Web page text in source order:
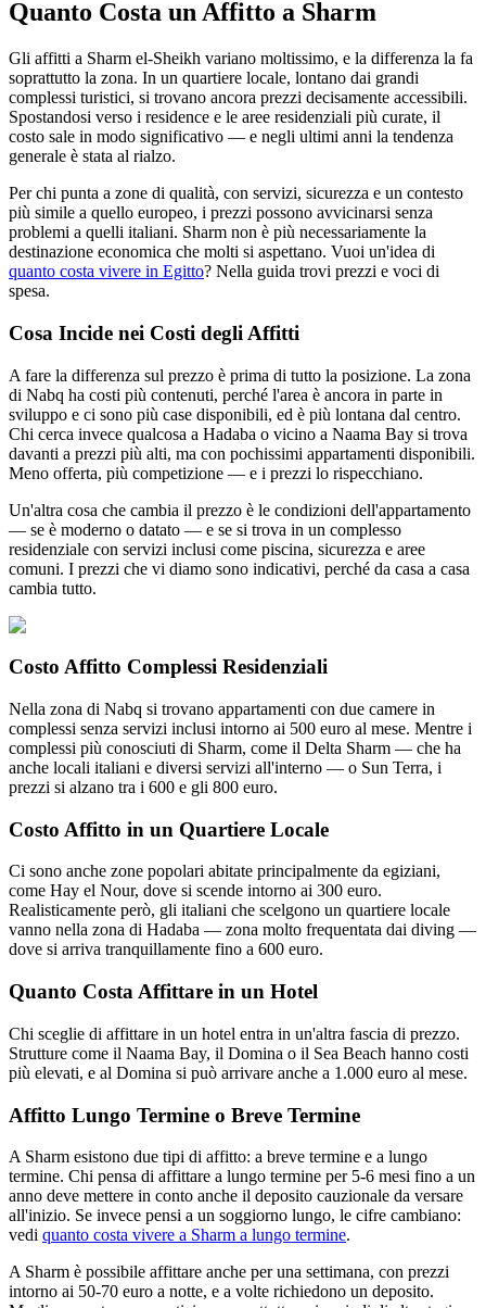
Quanto Costa un Affitto a Sharm
Gli affitti a Sharm el-Sheikh variano moltissimo, e la differenza la fa
soprattutto la zona. In un quartiere locale, lontano dai grandi
complessi turistici, si trovano ancora prezzi decisamente accessibili.
Spostandosi verso i residence e le aree residenziali più curate, il
costo sale in modo significativo — e negli ultimi anni la tendenza
generale è stata al rialzo.
Per chi punta a zone di qualità, con servizi, sicurezza e un contesto
più simile a quello europeo, i prezzi possono avvicinarsi senza
problemi a quelli italiani. Sharm non è più necessariamente la
destinazione economica che molti si aspettano. Vuoi un'idea di
quanto costa vivere in Egitto? Nella guida trovi prezzi e voci di
spesa.
Cosa Incide nei Costi degli Affitti
A fare la differenza sul prezzo è prima di tutto la posizione. La zona
di Nabq ha costi più contenuti, perché l'area è ancora in parte in
sviluppo e ci sono più case disponibili, ed è più lontana dal centro.
Chi cerca invece qualcosa a Hadaba o vicino a Naama Bay si trova
davanti a prezzi più alti, ma con pochissimi appartamenti disponibili.
Meno offerta, più competizione — e i prezzi lo rispecchiano.
Un'altra cosa che cambia il prezzo è le condizioni dell'appartamento
— se è moderno o datato — e se si trova in un complesso
residenziale con servizi inclusi come piscina, sicurezza e aree
comuni. I prezzi che vi diamo sono indicativi, perché da casa a casa
cambia tutto.
Costo Affitto Complessi Residenziali
Nella zona di Nabq si trovano appartamenti con due camere in
complessi senza servizi inclusi intorno ai 500 euro al mese. Mentre i
complessi più conosciuti di Sharm, come il Delta Sharm — che ha
anche locali italiani e diversi servizi all'interno — o Sun Terra, i
prezzi si alzano tra i 600 e gli 800 euro.
Costo Affitto in un Quartiere Locale
Ci sono anche zone popolari abitate principalmente da egiziani,
come Hay el Nour, dove si scende intorno ai 300 euro.
Realisticamente però, gli italiani che scelgono un quartiere locale
vanno nella zona di Hadaba — zona molto frequentata dai diving —
dove si arriva tranquillamente fino a 600 euro.
Quanto Costa Affittare in un Hotel
Chi sceglie di affittare in un hotel entra in un'altra fascia di prezzo.
Strutture come il Naama Bay, il Domina o il Sea Beach hanno costi
più elevati, e al Domina si può arrivare anche a 1.000 euro al mese.
Affitto Lungo Termine o Breve Termine
A Sharm esistono due tipi di affitto: a breve termine e a lungo
termine. Chi pensa di affittare a lungo termine per 5-6 mesi fino a un
anno deve mettere in conto anche il deposito cauzionale da versare
all'inizio. Se invece pensi a un soggiorno lungo, le cifre cambiano:
vedi quanto costa vivere a Sharm a lungo termine.
A Sharm è possibile affittare anche per una settimana, con prezzi
intorno ai 50-70 euro a notte, e a volte richiedono un deposito.